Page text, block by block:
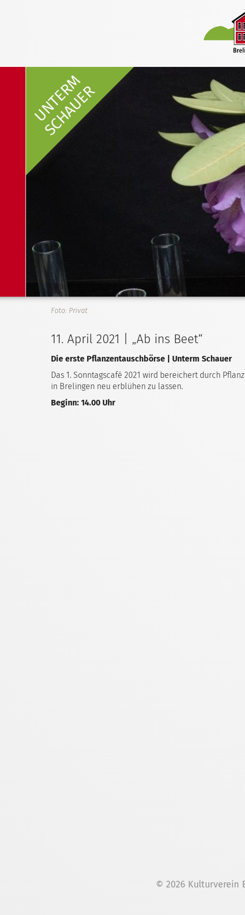
UNTERM
SCHAUER
Foto: Privat
11. April 2021 | „Ab ins Beet“
Die erste Pflanzentauschbörse | Unterm Schauer
Das 1. Sonntagscafé 2021 wird bereichert durch
in Brelingen neu erblühen zu lassen.
Beginn: 14.00 Uhr
© 2026 Kulturverein